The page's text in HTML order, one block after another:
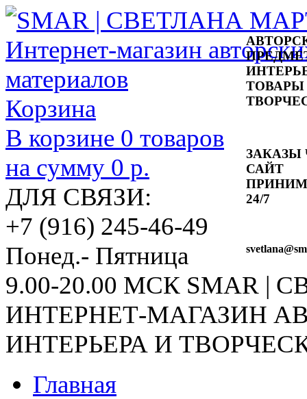
ТОВАРЫ
ЗАКАЗЫ
САЙТ
24/7
svetlana
Корзина
В корзине 0 товаров
на сумму 0 р.
ДЛЯ СВЯЗИ:
+7 (916) 245-46-49
Понед.- Пятница
9.00-20.00 МСК SMAR |
ИНТЕРНЕТ-МАГАЗИН
ИНТЕРЬЕРА И
Главная